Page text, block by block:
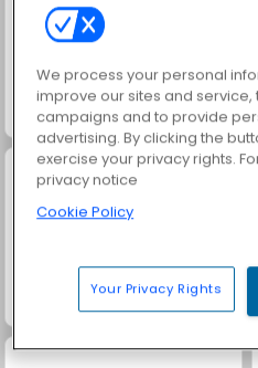
Juice Merge
Solitaire Social
We process your personal
improve our sites and
campaigns and to provide
advertising. By clicking the
exercise your privacy rights.
privacy notice
Cookie Policy
Your Privacy Rights